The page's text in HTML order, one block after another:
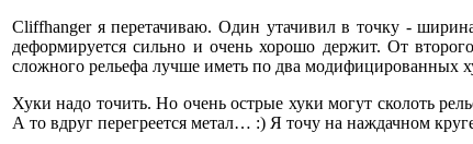
Cliffhanger я перетачиваю. Один утачивил в точку -
деформируется сильно и очень хорошо держит. От
сложного рельефа лучше иметь по два модифицированных
Хуки надо точить. Но очень острые хуки могут сколоть
А то вдруг перегреется метал… :) Я точу на наждачном